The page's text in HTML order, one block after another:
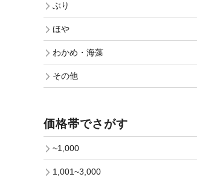
ぶり
ほや
わかめ・海藻
その他
価格帯でさがす
~1,000
1,001~3,000